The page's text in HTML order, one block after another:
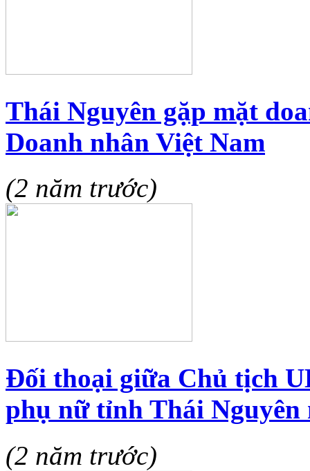
Thái Nguyên gặp mặt
Doanh nhân Việt Nam
(2 năm trước)
Đối thoại giữa Chủ tịch
phụ nữ tỉnh Thái Nguyên
(2 năm trước)